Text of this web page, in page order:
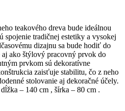
teakového dreva bude ideálnou
tradičnej estetiky a vysokej
dizajnu sa bude hodiť do
ako štýlový pracovný prvok do
prvkom sú dekoratívne
zaisťuje stabilitu, čo z neho
stolovanie aj dekoračné účely.
– 140 cm , šírka – 80 cm .